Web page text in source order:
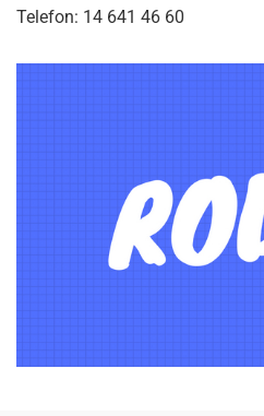
Telefon: 14 641 46 60